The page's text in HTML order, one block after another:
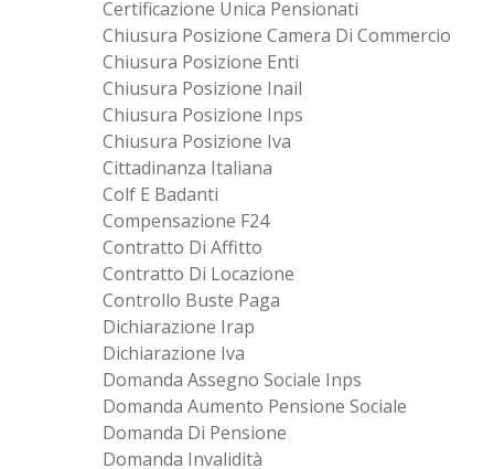
Certificazione Unica Pensionati
Chiusura Posizione Camera Di Commercio
Chiusura Posizione Enti
Chiusura Posizione Inail
Chiusura Posizione Inps
Chiusura Posizione Iva
Cittadinanza Italiana
Colf E Badanti
Compensazione F24
Contratto Di Affitto
Contratto Di Locazione
Controllo Buste Paga
Dichiarazione Irap
Dichiarazione Iva
Domanda Assegno Sociale Inps
Domanda Aumento Pensione Sociale
Domanda Di Pensione
Domanda Invalidità